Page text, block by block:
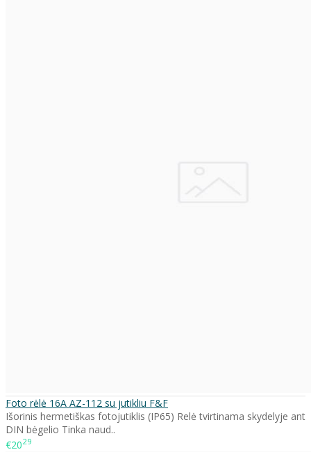
Foto rėlė 16A AZ-112 su jutikliu F&F
Išorinis hermetiškas fotojutiklis (IP65) Relė tvirtinama skydelyje ant
DIN bėgelio Tinka naud..
€2029